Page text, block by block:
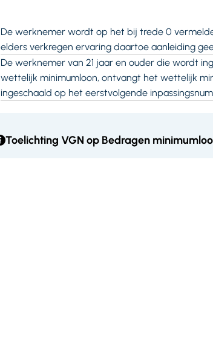
De werknemer wordt op het bij trede 0
elders verkregen ervaring daartoe aanleiding
De werknemer van 21 jaar en ouder die wordt
wettelijk minimumloon, ontvangt het wettelijk
ingeschaald op het eerstvolgende
Toelichting VGN op Bedragen